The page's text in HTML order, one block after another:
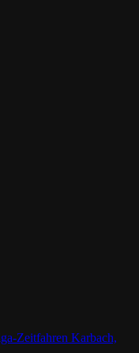
Zeitfahren Karbach,